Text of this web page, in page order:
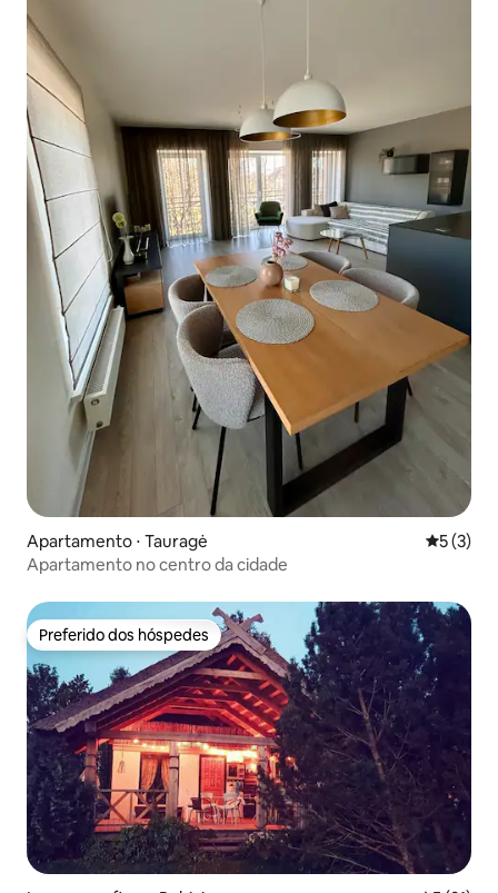
Apartamento ⋅ Tauragė 5 de
5 (3)
Apartamento no centro da cidade
Preferido dos hóspedes
Preferido dos hóspedes